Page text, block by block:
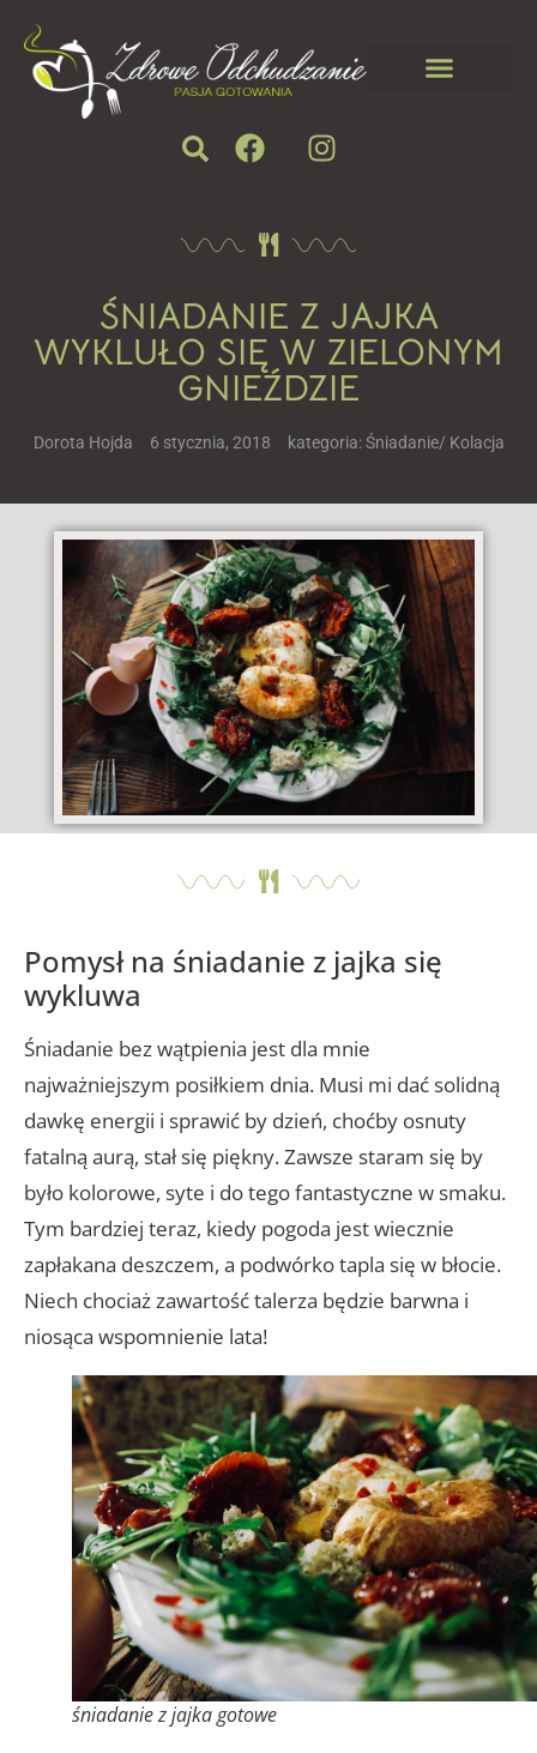
ŚNIADANIE Z JAJKA
WYKLUŁO SIĘ W ZIELONYM
GNIEŹDZIE
Dorota Hojda 6 stycznia, 2018 kategoria: Śniadanie/ Kolacja
Pomysł na śniadanie z jajka się
wykluwa
Śniadanie bez wątpienia jest dla mnie
najważniejszym posiłkiem dnia. Musi mi dać solidną
dawkę energii i sprawić by dzień, choćby osnuty
fatalną aurą, stał się piękny. Zawsze staram się by
było kolorowe, syte i do tego fantastyczne w smaku.
Tym bardziej teraz, kiedy pogoda jest wiecznie
zapłakana deszczem, a podwórko tapla się w błocie.
Niech chociaż zawartość talerza będzie barwna i
niosąca wspomnienie lata!
śniadanie z jajka gotowe